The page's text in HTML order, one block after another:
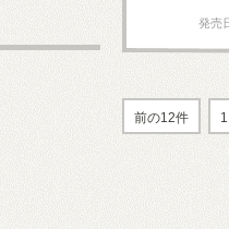
発売
前の12件 1